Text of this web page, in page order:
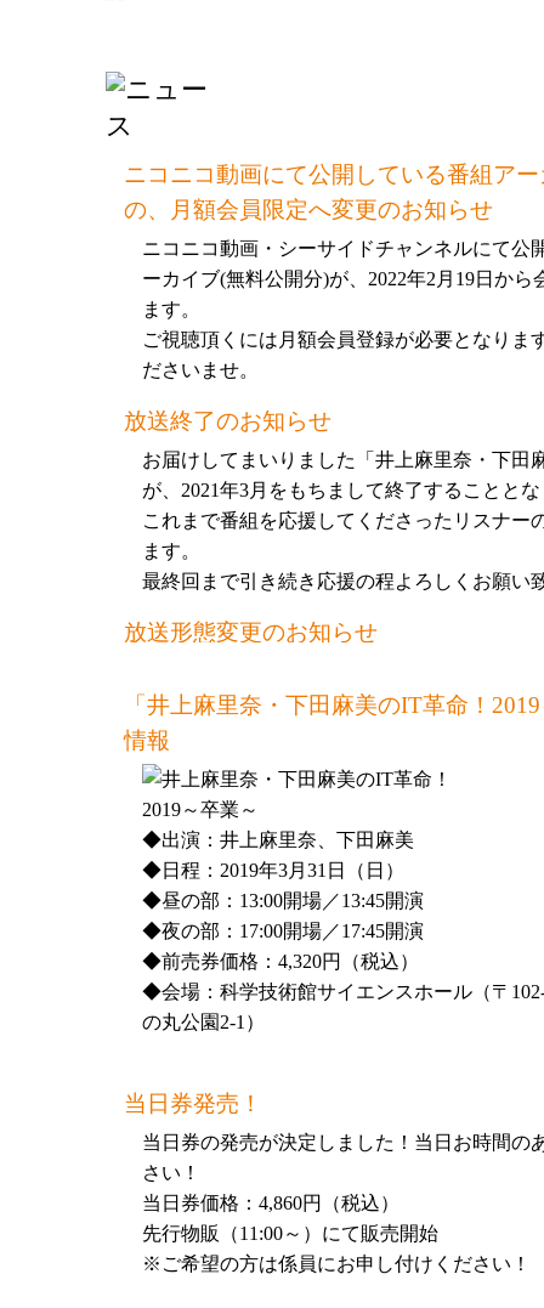
ニコニコ動画にて公開している番組ア
の、月額会員限定へ変更のお知らせ
ニコニコ動画・シーサイドチャンネルにて公
ーカイブ(無料公開分)が、2022年2月19日から
ます。
ご視聴頂くには月額会員登録が必要となりま
ださいませ。
放送終了のお知らせ
お届けしてまいりました「井上麻里奈・下田
が、2021年3月をもちまして終了することと
これまで番組を応援してくださったリスナー
ます。
最終回まで引き続き応援の程よろしくお願い
放送形態変更のお知らせ
まして文化放送超A&G＋での放送を終了し、
コニコ動画及びYouTubeの「シーサイドチャ
す。
新しいメールアドレスはit@seaside-station.net
お待ちしております！
10年目に突入する「IT革命！」ですが、内容
お届けして参ります。今後も「井上麻里奈・
を宜しくお願い致します！
「井上麻里奈・下田麻美のIT革命！
トグッズ通販情報
「井上麻里奈・下田麻美のIT革命！2019～卒
本イベントにて発売となったイベントグッズ
ドSHOP
にて4月5日（金）19:00より受付開始
日（水）を予定しております。
通販対象商品はこちら！
◆「IT革命！には”可愛すぎるTシャツ”feat.駒
◆「IT革命！には”可愛すぎるスプリングパー
「井上麻里奈・下田麻美のIT革命！
情報
◆出演：井上麻里奈、下田麻美
◆日程：2019年3月31日（日）
◆昼の部：13:00開場／13:45開演
◆夜の部：17:00開場／17:45開演
◆前売券価格：4,320円（税込）
◆会場：科学技術館サイエンスホール（〒
の丸公園2-1）
当日券発売！
当日券の発売が決定しました！当日お時間の
さい！
当日券価格：4,860円（税込）
先行物販（11:00～）にて販売開始
※ご希望の方は係員にお申し付けください！